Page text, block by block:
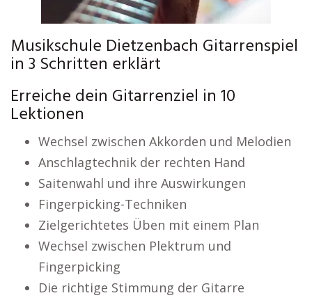
Musikschule Dietzenbach Gitarrenspiel
in 3 Schritten erklärt
Erreiche dein Gitarrenziel in 10
Lektionen
Wechsel zwischen Akkorden und Melodien
Anschlagtechnik der rechten Hand
Saitenwahl und ihre Auswirkungen
Fingerpicking-Techniken
Zielgerichtetes Üben mit einem Plan
Wechsel zwischen Plektrum und
Fingerpicking
Die richtige Stimmung der Gitarre